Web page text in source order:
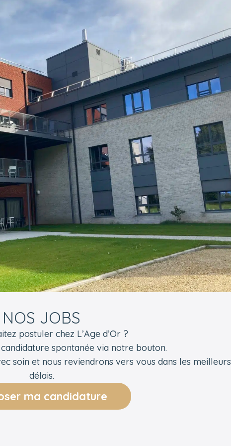
NOS JOBS
postuler chez L’Age d’Or ?
spontanée via notre bouton.
soin et nous reviendrons vers vous dans les meilleurs
délais.
ma candidature